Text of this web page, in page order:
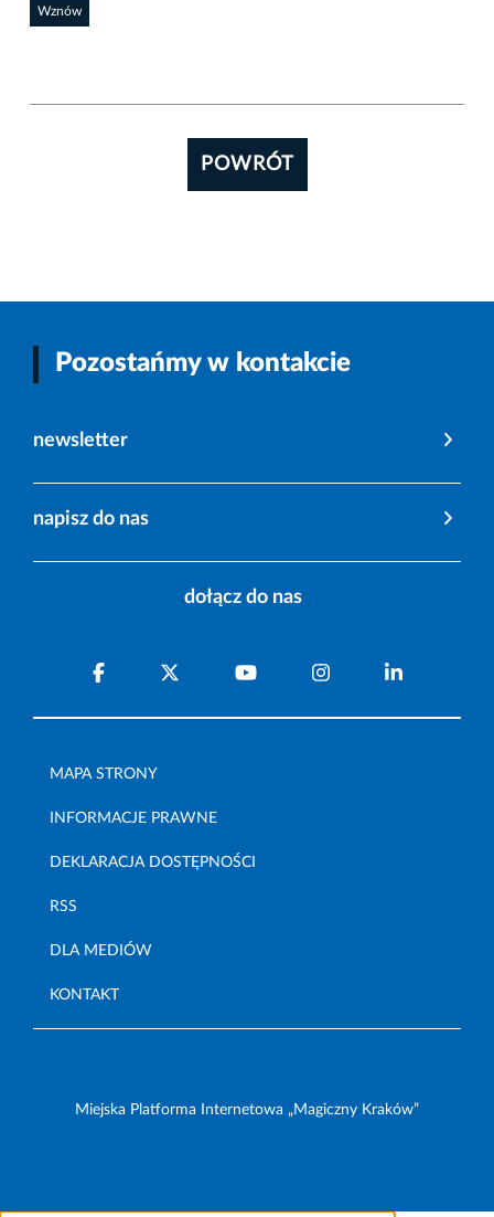
Wznów
POWRÓT
Pozostańmy w kontakcie
newsletter
napisz do nas
dołącz do nas
MAPA STRONY
INFORMACJE PRAWNE
DEKLARACJA DOSTĘPNOŚCI
RSS
DLA MEDIÓW
KONTAKT
Miejska Platforma Internetowa „Magiczny Kraków”